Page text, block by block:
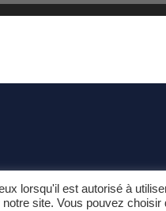
d’exercice ne confère aucune
lorsqu'il est autorisé à
site. Vous pouvez